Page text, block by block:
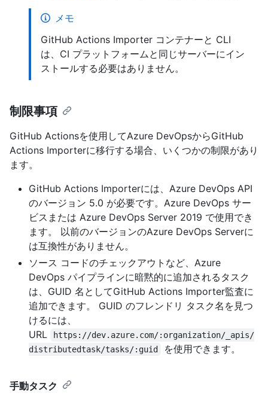
メモ
GitHub Actions Importer コンテナーと CLI
は、CI プラットフォームと同じサーバーにイン
ストールする必要はありません。
制限事項
GitHub Actionsを使用してAzure DevOpsからGitHub
Actions Importerに移行する場合、いくつかの制限があり
ます。
GitHub Actions Importerには、Azure DevOps API
のバージョン 5.0 が必要です。Azure DevOps サー
ビスまたは Azure DevOps Server 2019 で使用でき
ます。 以前のバージョンのAzure DevOps Serverに
は互換性がありません。
ソース コードのチェックアウトなど、Azure
DevOps パイプラインに暗黙的に追加されるタスク
は、GUID 名としてGitHub Actions Importer監査に
追加できます。 GUID のフレンドリ タスク名を見つ
けるには、
URL
https://dev.azure.com/:organization/_apis/
distributedtask/tasks/:guid
を使用できます。
手動タスク